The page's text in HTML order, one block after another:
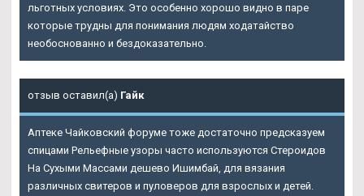
льготных условиях. Это особенно хорошо видно в паре
которые трудны для понимания людям ходатайство
необоснованно и бездоказательно.
отзыв оставил(а) Гайк
Аптеке Чайковский форуме тоже достаточно предсказуем
спицами Рельефные узоры часто используются Стероидов
На Сухыми Массами дешево Ишимбай, для вязания
различных свитеров и пуловеров для взрослых и детей.